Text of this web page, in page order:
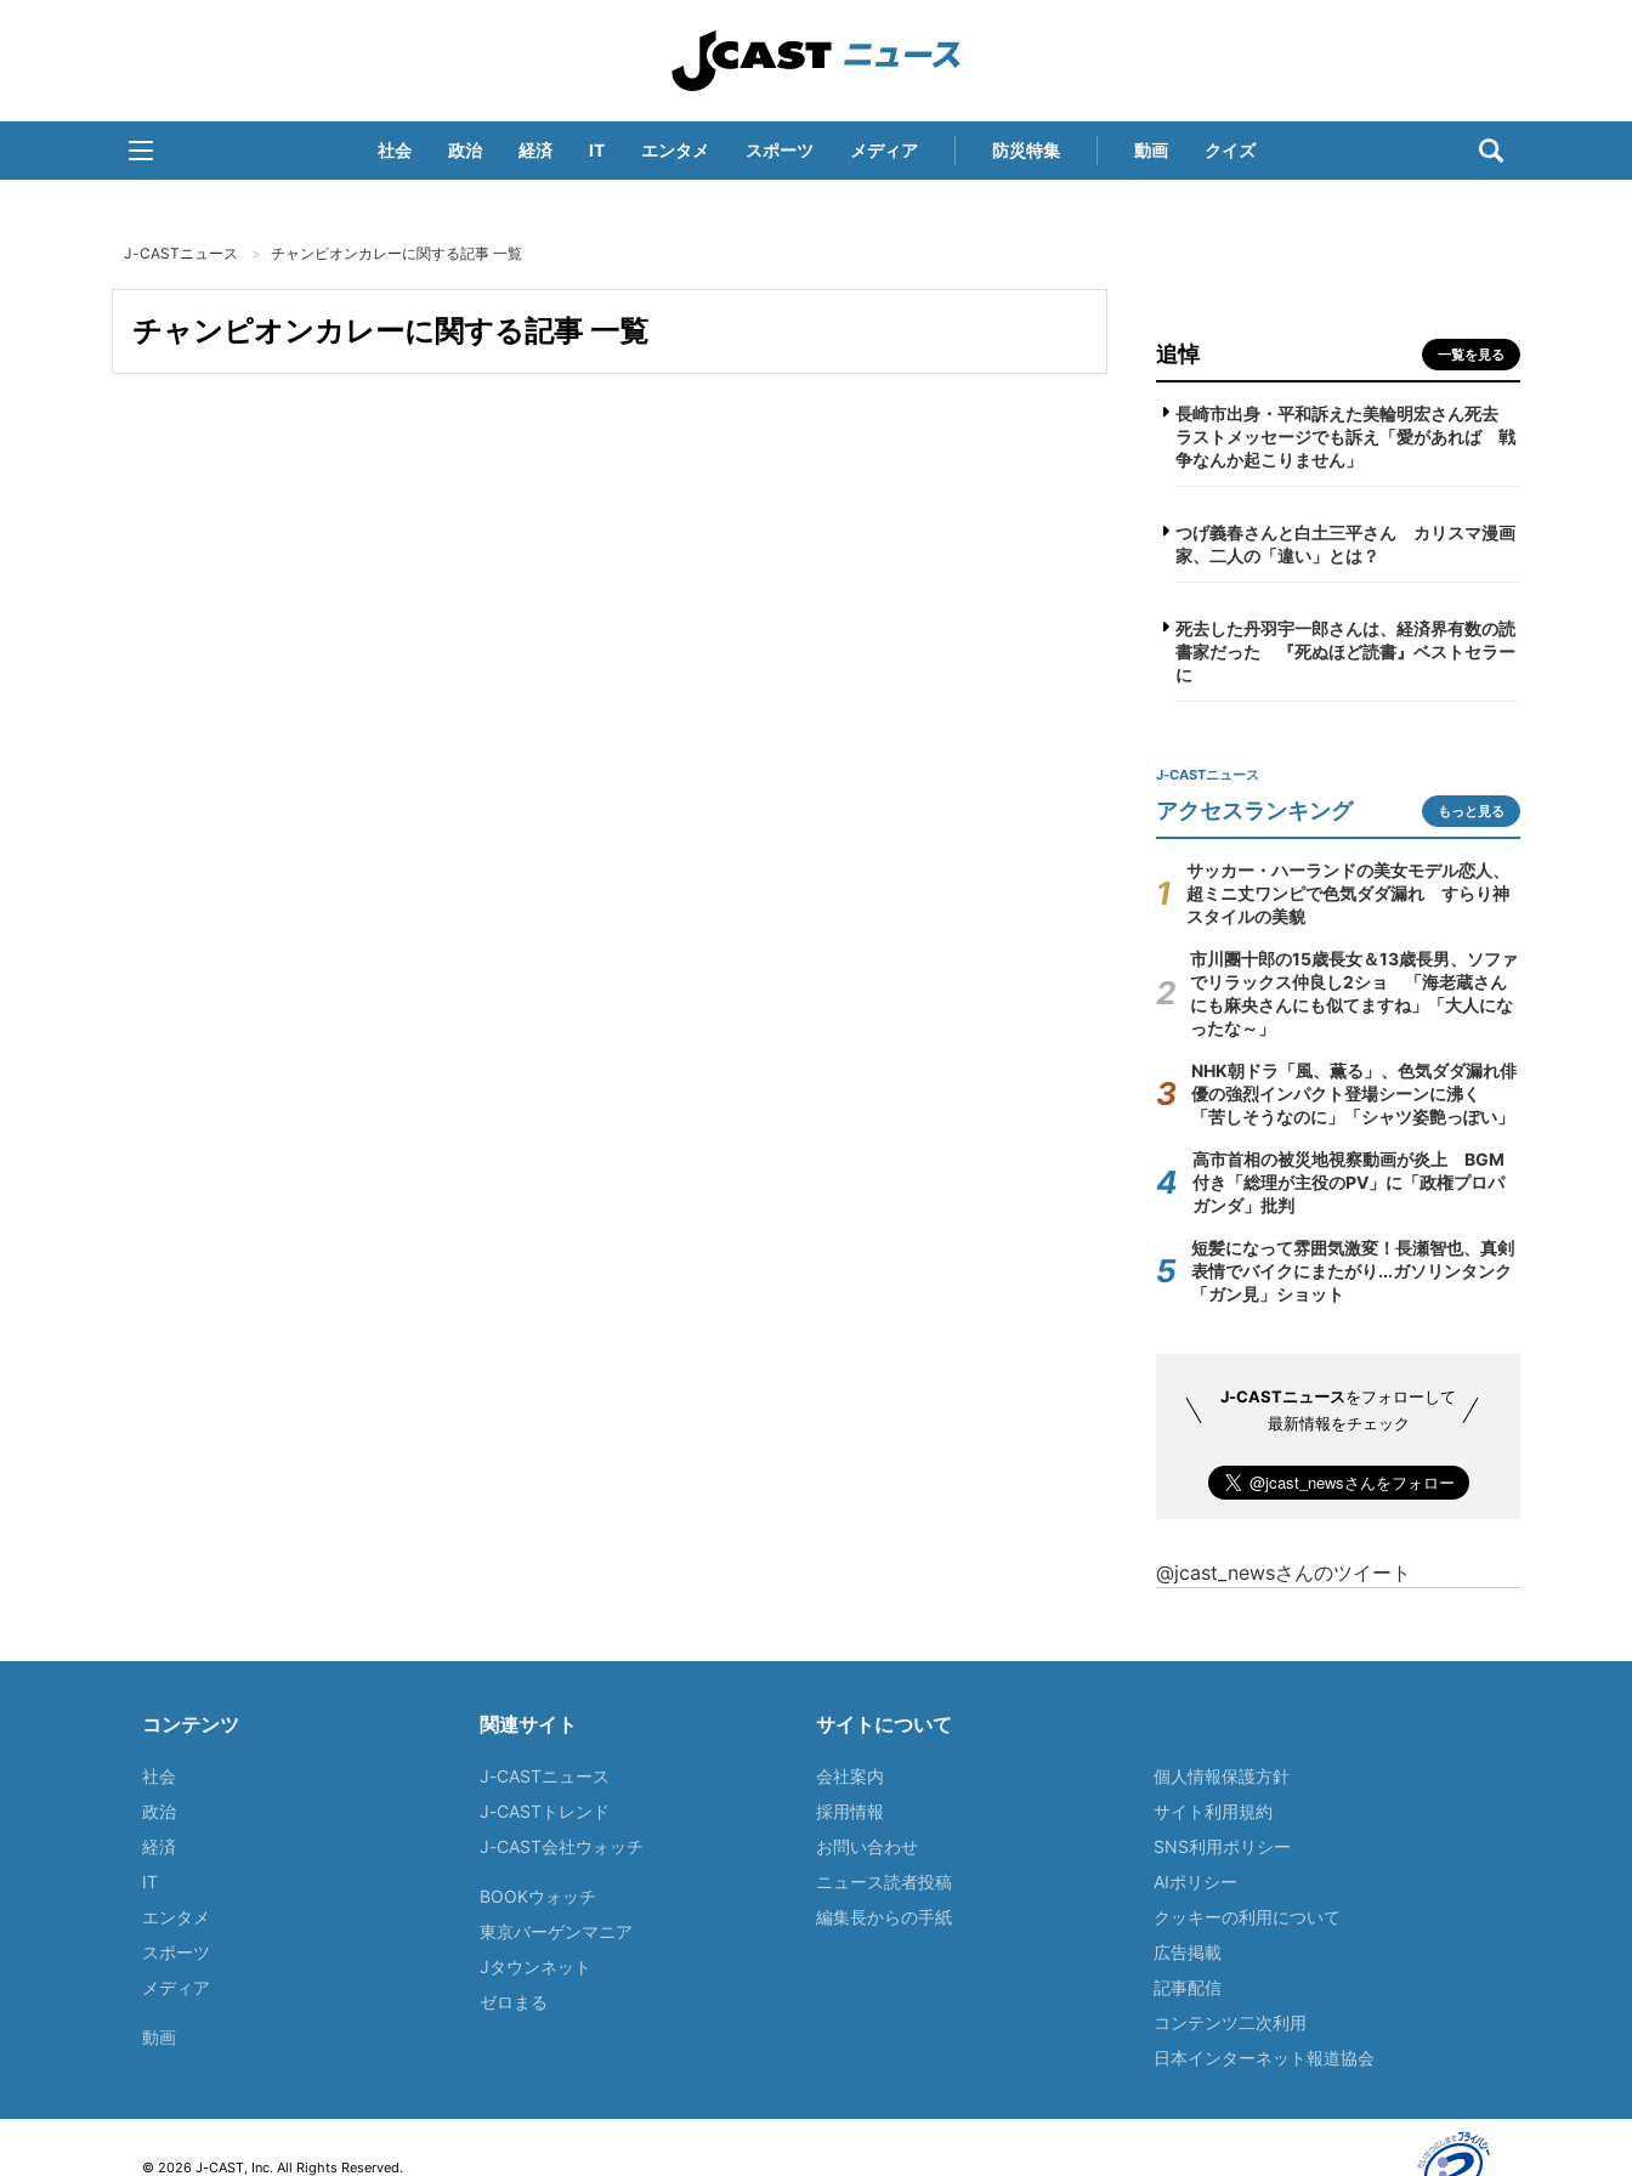
社会 政治 経済 IT エンタメ スポーツ メディア 防災特集 動画 クイズ
J-CASTニュース チャンピオンカレーに関する記事 一覧
チャンピオンカレーに関する記事 一覧
追悼 一覧を見る
長崎市出身・平和訴えた美輪明宏さん死去
ラストメッセージでも訴え「愛があれば 戦
争なんか起こりません」
つげ義春さんと白土三平さん カリスマ漫画
家、二人の「違い」とは？
死去した丹羽宇一郎さんは、経済界有数の読
書家だった 『死ぬほど読書』ベストセラー
に
J-CASTニュース
アクセスランキング もっと見る
サッカー・ハーランドの美女モデル恋人、
超ミニ丈ワンピで色気ダダ漏れ すらり神
スタイルの美貌
市川團十郎の15歳長女＆13歳長男、ソファ
でリラックス仲良し2ショ 「海老蔵さん
にも麻央さんにも似てますね」「大人にな
ったな～」
NHK朝ドラ「風、薫る」、色気ダダ漏れ俳
優の強烈インパクト登場シーンに沸く
「苦しそうなのに」「シャツ姿艶っぽい」
高市首相の被災地視察動画が炎上 BGM
付き「総理が主役のPV」に「政権プロパ
ガンダ」批判
短髪になって雰囲気激変！長瀬智也、真剣
表情でバイクにまたがり...ガソリンタンク
「ガン見」ショット
J-CASTニュースをフォローして
最新情報をチェック
@jcast_newsさんのツイート
コンテンツ
社会
政治
経済
IT
エンタメ
スポーツ
メディア
動画
関連サイト
J-CASTニュース
J-CASTトレンド
J-CAST会社ウォッチ
BOOKウォッチ
東京バーゲンマニア
Jタウンネット
ゼロまる
サイトについて
会社案内
採用情報
お問い合わせ
ニュース読者投稿
編集長からの手紙
個人情報保護方針
サイト利用規約
SNS利用ポリシー
AIポリシー
クッキーの利用について
広告掲載
記事配信
コンテンツ二次利用
日本インターネット報道協会
© 2026 J-CAST, Inc. All Rights Reserved.